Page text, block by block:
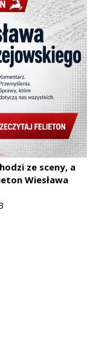
ze sceny, a
Wiesława